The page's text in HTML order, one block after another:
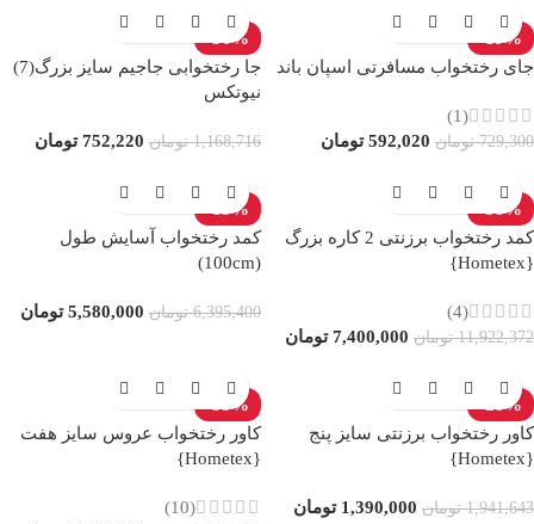
-19%
جای رختخواب مسافرتی اسپان باند
(1)
729,300 تومان 592,020 تومان
-36%
جا رختخوابی جاجیم سایز بزرگ(7)
نیوتکس
1,168,716 تومان 752,220 تومان
-38%
کمد رختخواب برزنتی 2 کاره بزرگ
{Hometex}
(4)
11,922,372 تومان 7,400,000 تومان
-13%
کمد رختخواب آسایش طول
(100cm)
6,395,400 تومان 5,580,000 تومان
-28%
کاور رختخواب برزنتی سایز پنج
{Hometex}
1,941,643 تومان 1,390,000 تومان
-33%
کاور رختخواب عروس سایز هفت
{Hometex}
(10)